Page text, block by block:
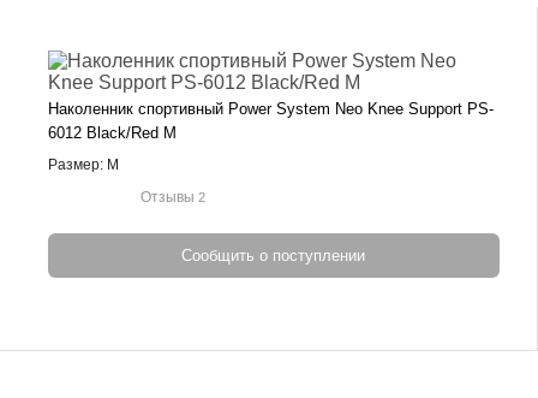
Наколенник спортивный Power System Neo Knee Support PS-
6012 Black/Red M
Размер: M
Отзывы2
Сообщить о поступлении